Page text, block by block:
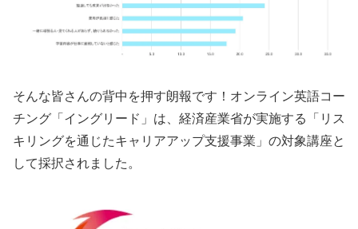
そんな皆さんの背中を押す朗報です！オンライン英語コー
チング「イングリード」は、経済産業省が実施する「リス
キリングを通じたキャリアアップ支援事業」の対象講座と
して採択されました。